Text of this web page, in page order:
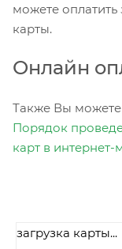
можете
карты.
Онлайн
Также Вы можете
Порядок
карт в интернет-
загрузка карты...